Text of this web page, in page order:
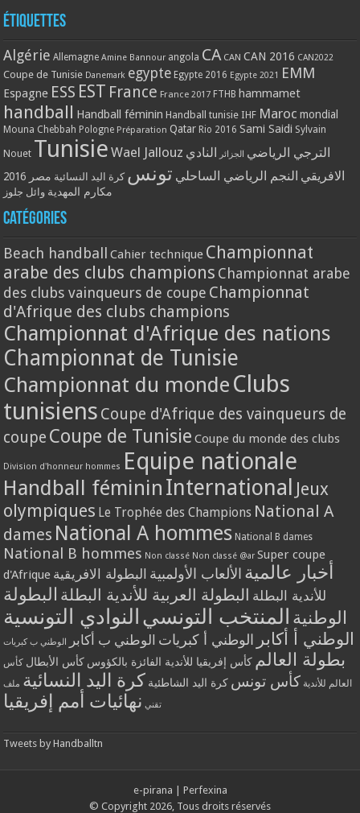
Étiquettes
Algérie Allemagne Amine Bannour angola CA CAN CAN 2016 CAN2022
Coupe de Tunisie Danemark egypte Egypte 2016 Egypte 2021 EMM
Espagne ESS EST France France 2017 FTHB hammamet
handball Handball féminin Handball tunisie IHF Maroc mondial
Mouna Chebbah Pologne Préparation Qatar Rio 2016 Sami Saidi Sylvain
Nouet Tunisie Wael Jallouz الترجي الرياضي الجزائر النادي
الافريقي النجم الرياضي الساحلي تونس كرة اليد النسائية مصر 2016
مكارم المهدية وائل جلوز
Catégories
Beach handball Cahier technique Championnat
arabe des clubs champions Championnat arabe
des clubs vainqueurs de coupe Championnat
d'Afrique des clubs champions
Championnat d'Afrique des nations
Championnat de Tunisie
Championnat du monde Clubs
tunisiens Coupe d'Afrique des vainqueurs de
coupe Coupe de Tunisie Coupe du monde des clubs
Division d'honneur hommes Equipe nationale
Handball féminin International Jeux
olympiques Le Trophée des Champions National A
dames National A hommes National B dames
National B hommes Non classé Non classé @ar Super coupe
d'Afrique
أخبار عالمية الألعاب الأولمبية البطولة الافريقية
للأندية البطلة البطولة العربية للأندية البطلة البطولة
الوطنية المنتخب التونسي النوادي التونسية
الوطني أ أكابر الوطني أ كبريات الوطني ب أكابر الوطني ب كبريات
بطولة العالم كأس إفريقيا للأندية الفائزة بالكؤوس كأس الأبطال كأس
العالم للأندية كأس تونس كرة اليد الشاطئية كرة اليد النسائية ملف
تقني نهائيات أمم إفريقيا
Tweets by Handballtn
e-pirana
Perfexina
© Copyright 2026, Tous droits réservés